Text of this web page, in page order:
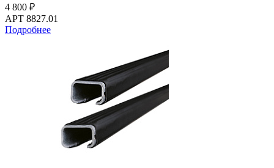
4 800 ₽
АРТ 8827.01
Подробнее